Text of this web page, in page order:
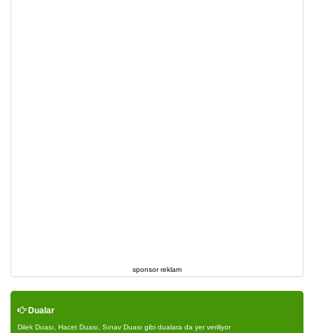
sponsor reklam
Dualar
Dilek Duası, Hacet Duası, Sınav Duası gibi dualara da yer veriliyor